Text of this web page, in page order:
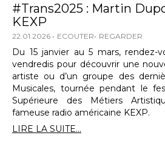
#Trans2025 : Martin
KEXP
22.01.2026 ECOUTER REGARDER
Du 15 janvier au 5 mars, rendez-
vendredis pour découvrir une
artiste ou d’un groupe des
Musicales, tournée pendant le
Supérieure des Métiers
fameuse radio américaine KEXP.
LIRE LA SUITE...